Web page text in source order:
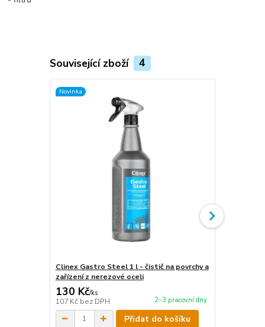
Související zboží 4
Novinka
Clinex Gastro Steel 1 l - čistič na povrchy a
zařízení z nerezové oceli
130 Kč/ks
107 Kč bez DPH 2–3 pracovní dny
Přidat do košíku